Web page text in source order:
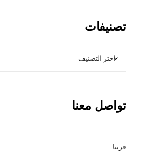
تصنيفات
تواصل معنا
قريبا